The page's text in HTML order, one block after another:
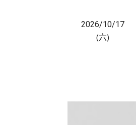
2026/10/17
(六)